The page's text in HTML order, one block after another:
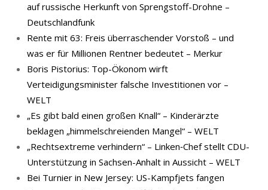
auf russische Herkunft von Sprengstoff-Drohne –
Deutschlandfunk
Rente mit 63: Freis überraschender Vorstoß – und
was er für Millionen Rentner bedeutet – Merkur
Boris Pistorius: Top-Ökonom wirft
Verteidigungsminister falsche Investitionen vor –
WELT
„Es gibt bald einen großen Knall“ – Kinderärzte
beklagen „himmelschreienden Mangel“ – WELT
„Rechtsextreme verhindern“ – Linken‑Chef stellt CDU-
Unterstützung in Sachsen-Anhalt in Aussicht – WELT
Bei Turnier in New Jersey: US-Kampfjets fangen